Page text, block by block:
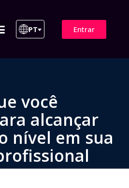
PT Entrar
você
alcançar
nível em sua